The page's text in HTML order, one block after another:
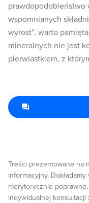
prawdopodobieństwo
wspomnianych
wyrost”, warto
mineralnych nie jest
pierwiastkiem, z
Treści prezentowane na
informacyjny.
merytorycznie
indywidualnej